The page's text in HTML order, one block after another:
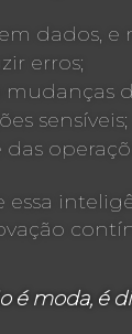
dados, e
erros;
sensíveis;
essa
é moda, é